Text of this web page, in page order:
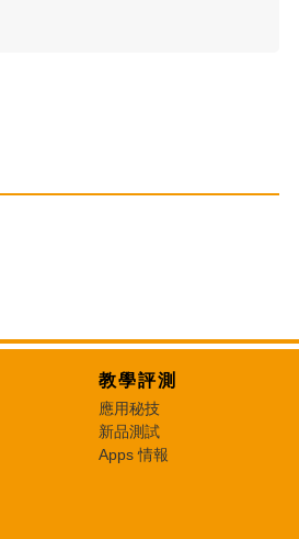
教學評測
應用秘技
新品測試
Apps 情報